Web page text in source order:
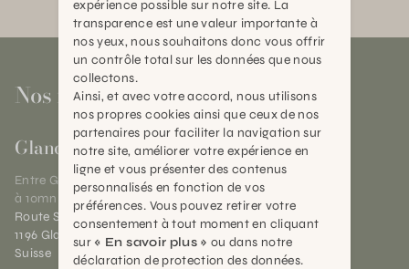
Nos magasins
Gland
Entre Genève et Lausanne,
à 10mn de Nyon
Route Suisse 40
1196 Gland (VD)
Suisse
expérience possible sur notre site. La
transparence est une valeur importante à
nos yeux, nous souhaitons donc vous offrir
un contrôle total sur les données que nous
collectons.
Ainsi, et avec votre accord, nous utilisons
nos propres cookies ainsi que ceux de nos
partenaires pour faciliter la navigation sur
notre site, améliorer votre expérience en
ligne et vous présenter des contenus
personnalisés en fonction de vos
préférences. Vous pouvez retirer votre
consentement à tout moment en cliquant
sur « En savoir plus » ou dans notre
déclaration de protection des données.